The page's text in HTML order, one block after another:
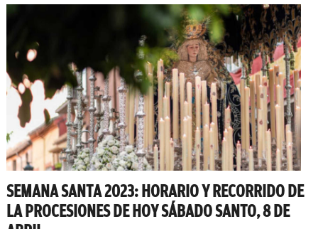
SEMANA SANTA 2023: HORARIO Y RECORRIDO DE
LA PROCESIONES DE HOY SÁBADO SANTO, 8 DE